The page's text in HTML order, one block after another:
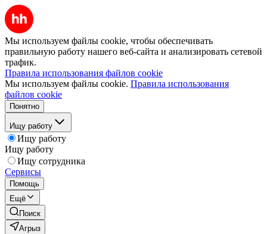
Мы используем файлы cookie, чтобы обеспечивать
правильную работу нашего веб-сайта и анализировать сетевой
трафик.
Правила использования файлов cookie
Мы используем файлы cookie. Правила использования
файлов cookie
Понятно
Ищу работу
Ищу работу
Ищу работу
Ищу сотрудника
Сервисы
Помощь
Ещё
Поиск
Агрыз